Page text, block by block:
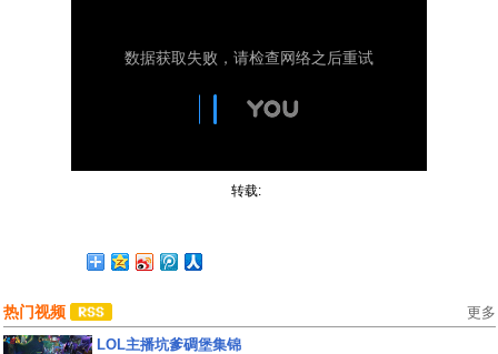
转载:
热门视频 更多
LOL主播坑爹碉堡集锦